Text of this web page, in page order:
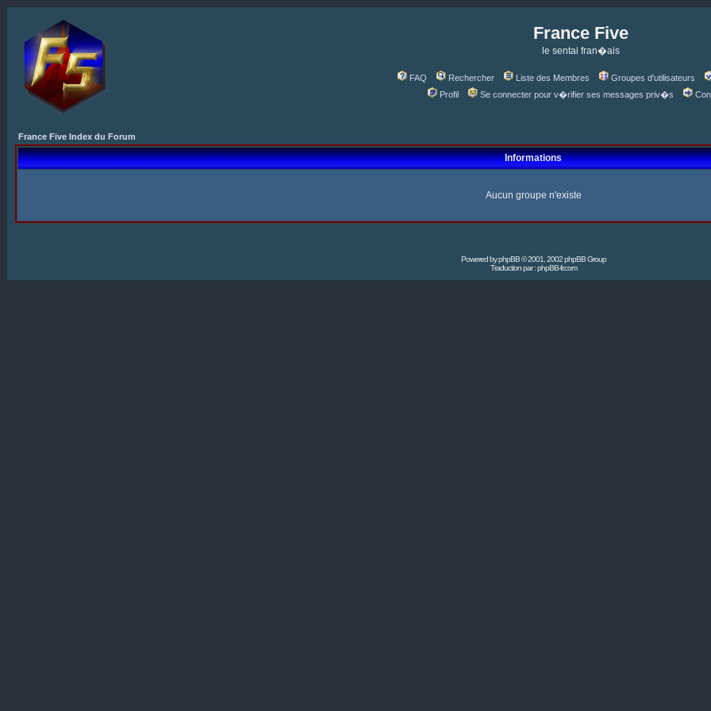
France Five
le sentai fran�ais
FAQ Rechercher Liste des Membres Groupes d'utilisateurs
Profil
Se connecter pour v�rifier ses messages priv�s
France Five Index du Forum
Informations
Aucun groupe n'existe
Powered byphpBB© 2001, 2002 phpBB Group
Traduction par :phpBB-fr.com